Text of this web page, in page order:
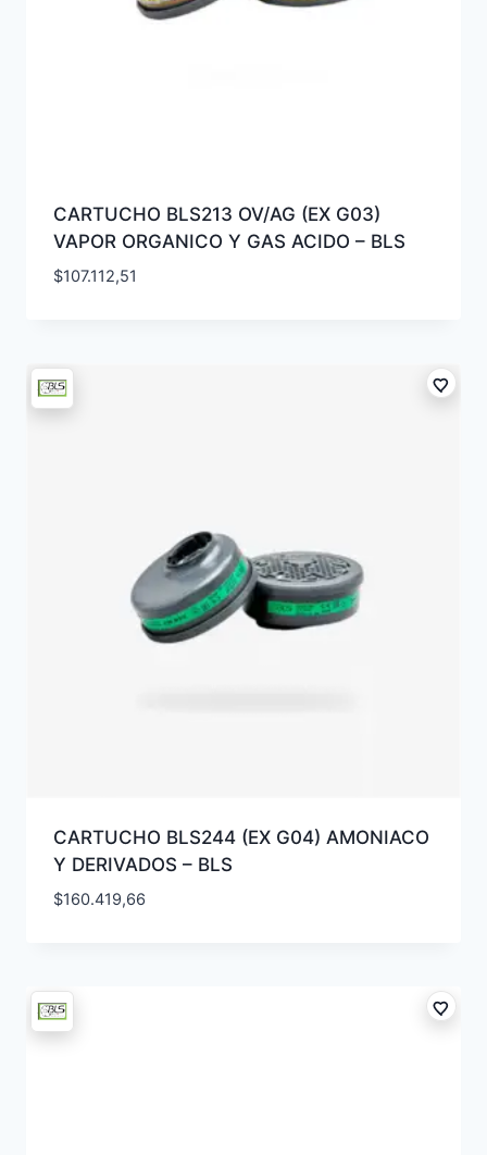
CARTUCHO BLS213 OV/AG (EX G03)
VAPOR ORGANICO Y GAS ACIDO – BLS
$107.112,51
CARTUCHO BLS244 (EX G04) AMONIACO
Y DERIVADOS – BLS
$160.419,66